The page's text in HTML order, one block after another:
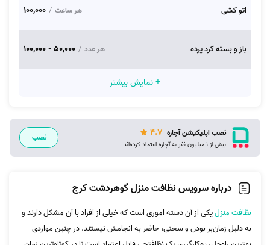
اتو کشی هر ساعت /
100,000
باز و بسته کرد پرده هر عدد /
50,000 - 100,000
+ نمایش بیشتر
نصب اپلیکیشن آچاره 4.7
بیش از 1 میلیون نفر به آچاره اعتماد کرده‌اند
نصب
درباره سرویس نظافت منزل گوهردشت کرج
نظافت منزلیکی از آن دسته اموری است که خیلی از افراد با آن مشکل دارند و
به دلیل زمان‌بر بودن و سختی، حاضر به انجامش نیستند. در چنین مواردی